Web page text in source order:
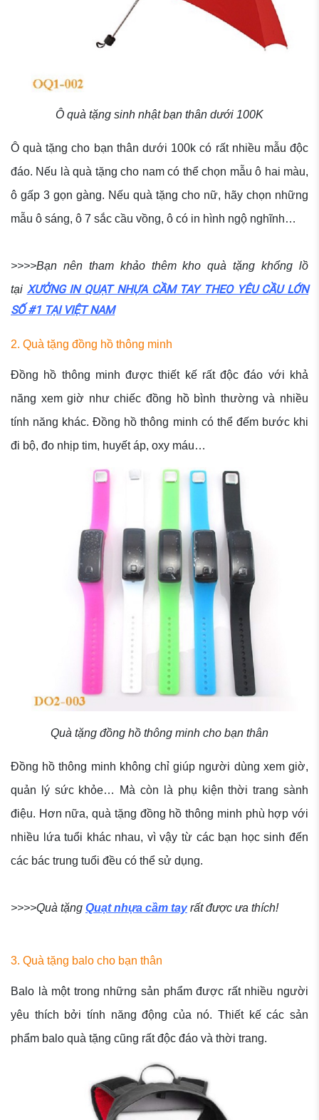
Ô quà tặng sinh nhật bạn thân dưới 100K
Ô quà tặng cho bạn thân dưới 100k có rất nhiều mẫu độc
đáo. Nếu là quà tặng cho nam có thể chọn mẫu ô hai màu,
ô gấp 3 gọn gàng. Nếu quà tặng cho nữ, hãy chọn những
mẫu ô sáng, ô 7 sắc cầu vồng, ô có in hình ngộ nghĩnh…
>>>>Bạn nên tham khảo thêm kho quà tặng khổng lồ
tại XƯỞNG IN QUẠT NHỰA CẦM TAY THEO YÊU CẦU LỚN
SỐ #1 TẠI VIỆT NAM
2. Quà tặng đồng hồ thông minh
Đồng hồ thông minh được thiết kế rất độc đáo với khả
năng xem giờ như chiếc đồng hồ bình thường và nhiều
tính năng khác. Đồng hồ thông minh có thể đếm bước khi
đi bộ, đo nhịp tim, huyết áp, oxy máu…
Quà tặng đồng hồ thông minh cho bạn thân
Đồng hồ thông minh không chỉ giúp người dùng xem giờ,
quản lý sức khỏe… Mà còn là phụ kiện thời trang sành
điệu. Hơn nữa, quà tặng đồng hồ thông minh phù hợp với
nhiều lứa tuổi khác nhau, vì vậy từ các bạn học sinh đến
các bác trung tuổi đều có thể sử dụng.
>>>>Quà tặng Quạt nhựa cầm tayrất được ưa thích!
3. Quà tặng balo cho bạn thân
Balo là một trong những sản phẩm được rất nhiều người
yêu thích bởi tính năng động của nó. Thiết kế các sản
phẩm balo quà tặng cũng rất độc đáo và thời trang.